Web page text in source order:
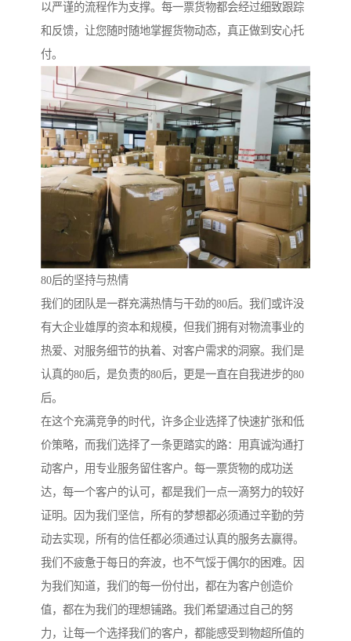
以严谨的流程作为支撑。每一票货物都会经过细致跟踪
和反馈，让您随时随地掌握货物动态，真正做到安心托
付。
80后的坚持与热情
我们的团队是一群充满热情与干劲的80后。我们或许没
有大企业雄厚的资本和规模，但我们拥有对物流事业的
热爱、对服务细节的执着、对客户需求的洞察。我们是
认真的80后，是负责的80后，更是一直在自我进步的80
后。
在这个充满竞争的时代，许多企业选择了快速扩张和低
价策略，而我们选择了一条更踏实的路：用真诚沟通打
动客户，用专业服务留住客户。每一票货物的成功送
达，每一个客户的认可，都是我们一点一滴努力的较好
证明。因为我们坚信，所有的梦想都必须通过辛勤的劳
动去实现，所有的信任都必须通过认真的服务去赢得。
我们不疲惫于每日的奔波，也不气馁于偶尔的困难。因
为我们知道，我们的每一份付出，都在为客户创造价
值，都在为我们的理想铺路。我们希望通过自己的努
力，让每一个选择我们的客户，都能感受到物超所值的